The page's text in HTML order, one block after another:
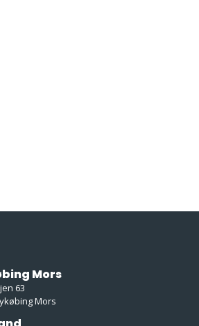
Mors
63
Mors